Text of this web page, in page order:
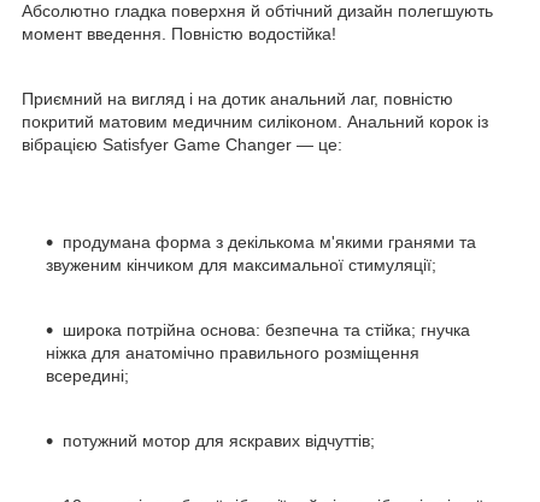
Абсолютно гладка поверхня й обтічний дизайн полегшують
момент введення. Повністю водостійка!
Приємний на вигляд і на дотик анальний лаг, повністю
покритий матовим медичним силіконом. Анальний корок із
вібрацією Satisfyer Game Changer — це:
продумана форма з декількома м'якими гранями та
звуженим кінчиком для максимальної стимуляції;
широка потрійна основа: безпечна та стійка; гнучка
ніжка для анатомічно правильного розміщення
всередині;
потужний мотор для яскравих відчуттів;